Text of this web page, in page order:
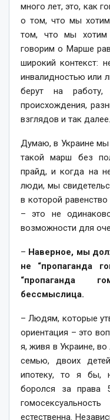
много лет, это, как
о том, что мы
том, что мы хотим
говорим о Марше
широкий контекст:
инвалидностью или
берут на работу,
происхождения,
взглядов и так далее.
Думаю, в Украине
такой марш без
прайд, и когда на
люди, мы
в которой
– это не
возможности для
– Наверное, мы
не “пропаганда
“пропаганда
бессмыслица.
– Людям, которые
ориентация – это
я, живя в Украине,
семью, двоих
ипотеку, то я бы,
боролся за права
естественна.